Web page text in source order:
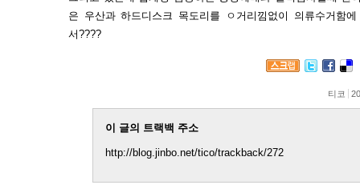
은 우산과 하드디스크 목도리를 ㅇ거리낌없이 의류수거함
서????
티코
이 글의 트랙백 주소
http://blog.jinbo.net/tico/trackback/272